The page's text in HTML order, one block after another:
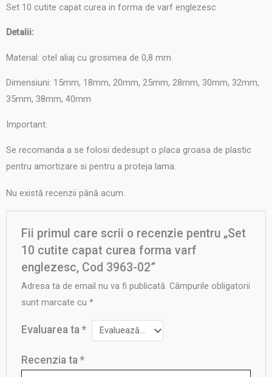
Set 10 cutite capat curea in forma de varf englezesc
Detalii:
Material: otel aliaj cu grosimea de 0,8 mm
Dimensiuni: 15mm, 18mm, 20mm, 25mm, 28mm, 30mm, 32mm,
35mm, 38mm, 40mm
Important:
Se recomanda a se folosi dedesupt o placa groasa de plastic
pentru amortizare si pentru a proteja lama.
Nu există recenzii până acum.
Fii primul care scrii o recenzie pentru „Set
10 cutite capat curea forma varf
englezesc, Cod 3963-02”
Adresa ta de email nu va fi publicată. Câmpurile obligatorii
sunt marcate cu*
Evaluarea ta*
Recenzia ta*